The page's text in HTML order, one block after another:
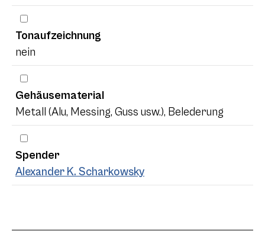
Tonaufzeichnung
nein
Gehäusematerial
Metall (Alu, Messing, Guss usw.), Belederung
Spender
Alexander K. Scharkowsky